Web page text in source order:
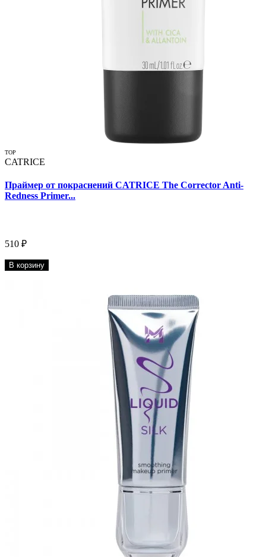
TOP
CATRICE
Праймер от покраснений CATRICE The Corrector Anti-
Redness Primer...
510 ₽
В корзину